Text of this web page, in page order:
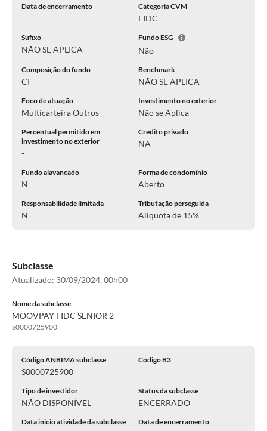
Data de encerramento
-
Categoria CVM
FIDC
Sufixo
NÃO SE APLICA
Fundo ESG
Não
Composição do fundo
CI
Benchmark
NÃO SE APLICA
Foco de atuação
Multicarteira Outros
Investimento no exterior
Não se Aplica
Percentual permitido em
investimento no exterior
-
Crédito privado
NA
Fundo alavancado
N
Forma de condomínio
Aberto
Responsabilidade limitada
N
Tributação perseguida
Alíquota de 15%
Subclasse
Atualizado: 30/09/2024, 00h00
Nome da subclasse
MOOVPAY FIDC SENIOR 2
S0000725900
Código ANBIMA subclasse
S0000725900
Código B3
-
Tipo de investidor
NÃO DISPONÍVEL
Status da subclasse
ENCERRADO
Data inicio atividade da subclasse Data de encerramento